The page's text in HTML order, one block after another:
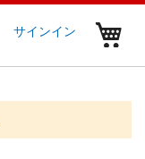
サインイン